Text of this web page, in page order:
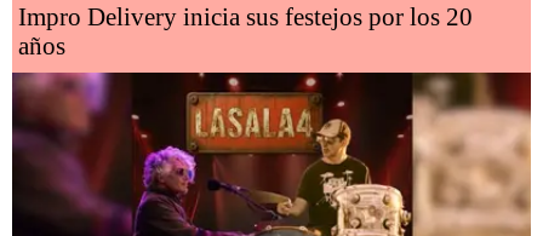
Impro Delivery inicia sus festejos por los 20
años